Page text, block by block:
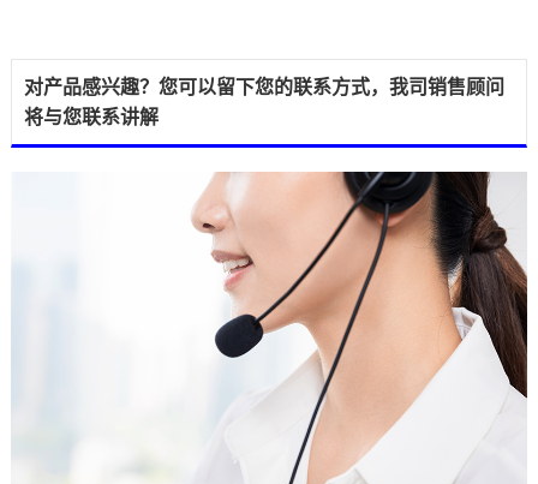
对产品感兴趣？您可以留下您的联系方式，我司销售顾问
将与您联系讲解